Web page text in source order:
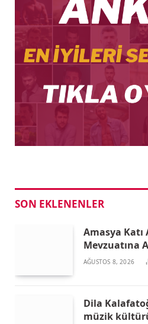
SON EKLENENLER
Amasya Katı
Mevzuatına
AĞUSTOS 8, 2026
Dila
müzik